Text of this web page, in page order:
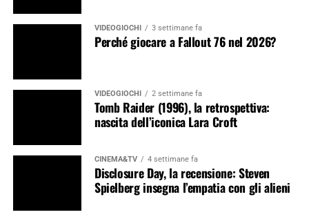
VIDEOGIOCHI 3 settimane fa
Perché giocare a Fallout 76 nel 2026?
VIDEOGIOCHI 2 settimane fa
Tomb Raider (1996), la retrospettiva:
nascita dell’iconica Lara Croft
CINEMA&TV 4 settimane fa
Disclosure Day, la recensione: Steven
Spielberg insegna l’empatia con gli alieni